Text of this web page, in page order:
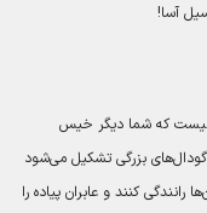
آسا!
نیست که شما دیگر خیس
بزرگی تشکیل می‌شود
کنند و عابران پیاده را